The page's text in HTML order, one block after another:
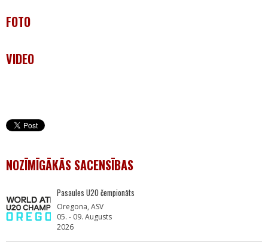
FOTO
VIDEO
NOZĪMĪGĀKĀS SACENSĪBAS
Pasaules U20 čempionāts
Oregona, ASV
05. - 09. Augusts
2026